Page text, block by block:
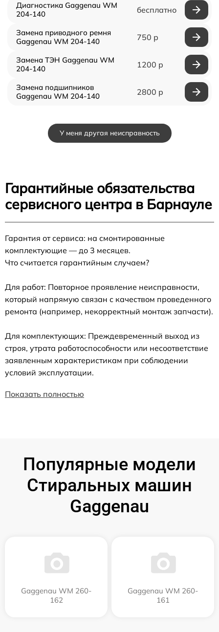
Диагностика Gaggenau WM
204-140
бесплатно
Замена приводного ремня
Gaggenau WM 204-140
750 р
Замена ТЭН Gaggenau WM
204-140
1200 р
Замена подшипников
Gaggenau WM 204-140
2800 р
У меня другая неисправность
Гарантийные обязательства
сервисного центра в Барнауле
Гарантия от сервиса: на смонтированные
комплектующие — до 3 месяцев.
Что считается гарантийным случаем?
Для работ: Повторное проявление неисправности,
который напрямую связан с качеством проведенного
ремонта (например, некорректный монтаж запчасти).
Для комплектующих: Преждевременный выход из
строя, утрата работоспособности или несоответствие
заявленным характеристикам при соблюдении
условий эксплуатации.
Показать полностью
Популярные модели
Стиральных машин
Gaggenau
Gaggenau WM 260-
162
Gaggenau WM 260-
161